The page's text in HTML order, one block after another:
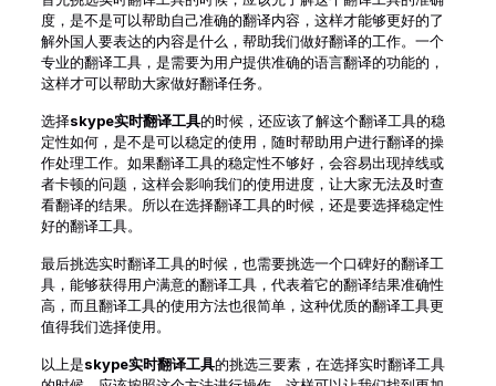
度，是不是可以帮助自己准确的翻译内容，这样才能够更好的了
解外国人要表达的内容是什么，帮助我们做好翻译的工作。一个
专业的翻译工具，是需要为用户提供准确的语言翻译的功能的，
这样才可以帮助大家做好翻译任务。
选择skype实时翻译工具的时候，还应该了解这个翻译工具的稳
定性如何，是不是可以稳定的使用，随时帮助用户进行翻译的操
作处理工作。如果翻译工具的稳定性不够好，会容易出现掉线或
者卡顿的问题，这样会影响我们的使用进度，让大家无法及时查
看翻译的结果。所以在选择翻译工具的时候，还是要选择稳定性
好的翻译工具。
最后挑选实时翻译工具的时候，也需要挑选一个口碑好的翻译工
具，能够获得用户满意的翻译工具，代表着它的翻译结果准确性
高，而且翻译工具的使用方法也很简单，这种优质的翻译工具更
值得我们选择使用。
以上是skype实时翻译工具的挑选三要素，在选择实时翻译工具